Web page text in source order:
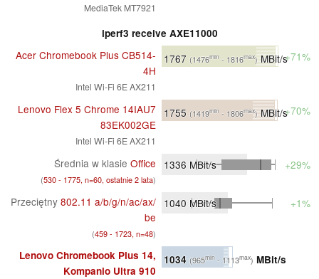
MediaTek MT7921
iperf3 receive AXE11000
Acer Chromebook Plus CB514-
4H
Intel Wi-Fi 6E AX211
1767 (1476min - 1816max)MBit/s+71%
Lenovo Flex 5 Chrome 14IAU7
83EK002GE
Intel Wi-Fi 6E AX211
1755 (1419min - 1806max)MBit/s+70%
Średnia w klasie Office
(530 - 1775, n=60, ostatnie 2 lata)
1336 MBit/s +29%
Przeciętny 802.11 a/​b/​g/​n/​ac/​ax/​
be
(459 - 1723, n=48)
1040 MBit/s +1%
Lenovo Chromebook Plus 14,
Kompanio Ultra 910
1034 (965min - 1113max) MBit/s